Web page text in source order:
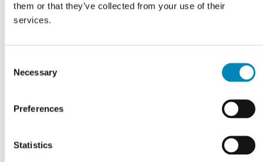
them or that they’ve collected from your use of their
services.
Selection
Necessary
Preferences
Statistics
Blum soft close lågedæmper